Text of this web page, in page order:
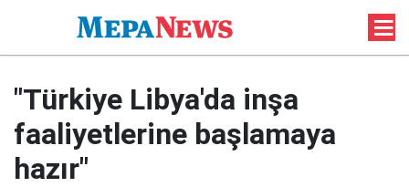
"Türkiye Libya'da inşa
faaliyetlerine başlamaya
hazır"